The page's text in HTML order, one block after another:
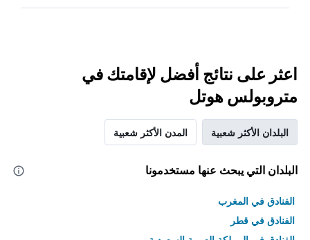
اعثر على نتائج أفضل لإقامتك في
متروبولس هوتل
البلدان الأكثر شعبية المدن الأكثر شعبية
البلدان التي يبحث عنها مستخدمونا
الفنادق في المغرب
الفنادق في قطر